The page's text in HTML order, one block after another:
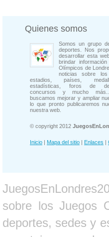
Quienes somos
Somos un grupo
deportes. Nos
desarrollar esta
brindar
Olímpicos de
noticias sobre los
estadios, países,
estadísticas, foros de
concursos y mucho más...
buscamos mejorar y ampliar
lo que pronto publicaremos
nuestra web.
© copyright 2012
Inicio | Mapa del sitio | Enlaces |
sobre los Juegos
deportes, sedes y